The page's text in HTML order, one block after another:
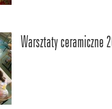
Warsztaty ceramiczne